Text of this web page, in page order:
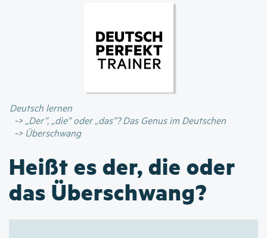
Inhalt
Deutsch lernen
„Der”, „die” oder „das”? Das Genus im Deutschen
Überschwang
Heißt es der, die oder
das Überschwang?